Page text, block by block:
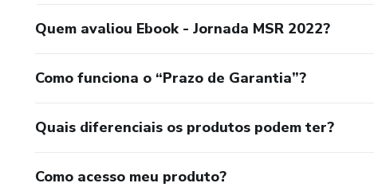
Quem avaliou Ebook - Jornada MSR 2022?
Como funciona o “Prazo de Garantia”?
Quais diferenciais os produtos podem ter?
Como acesso meu produto?